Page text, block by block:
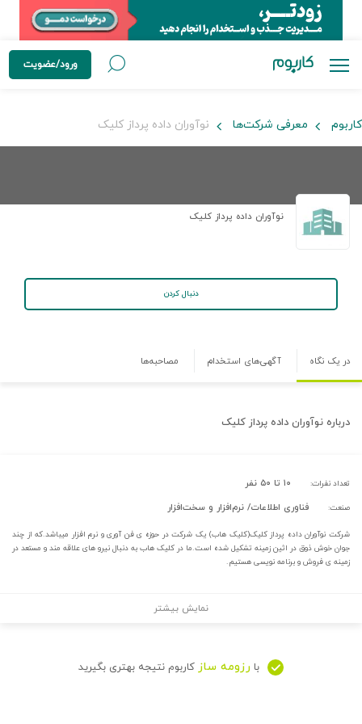
ورود/عضویت
کاربوم معرفی شرکت‌ها نوآوران داده پرداز کلیک
نوآوران داده پرداز کلیک
دنبال کردن
در یک نگاه آگهی‌های استخدام مصاحبه‌ها
درباره نوآوران داده پرداز کلیک
تعداد نفرات: ۱۰ تا ۵۰ نفر
صنعت: فناوری اطلاعات/ نرم‌افزار و سخت‌افزار
شرکت نوآوران داده پرداز کلیک(کلیک هاب) یک شرکت در حوزه ی فن آوری و نرم افزار میباشد.که از چند
جوان خوش ذوق در اثین زمینه تشکیل شده است.ما در کلیک هاب به دنبال نیرو های علاقه مند و مستعد در
زمینه ی فروش و برنامه نویسی هستیم.
نمایش بیشتر
با رزومه ساز کاربوم نتیجه بهتری بگیرید